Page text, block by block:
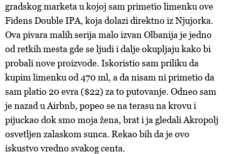
gradskog marketa u kojoj sam primetio limenku ove
Fidens Double IPA, koja dolazi direktno iz Njujorka.
Ova pivara malih serija malo izvan Olbanija je jedno
od retkih mesta gde se ljudi i dalje okupljaju kako bi
probali nove proizvode. Iskoristio sam priliku da
kupim limenku od 470 ml, a da nisam ni primetio da
sam platio 20 evra ($22) za to putovanje. Odneo sam
je nazad u Airbnb, popeo se na terasu na krovu i
pijuckao dok smo moja žena, brat i ja gledali Akropolj
osvetljen zalaskom sunca. Rekao bih da je ovo
iskustvo vredno svakog centa.